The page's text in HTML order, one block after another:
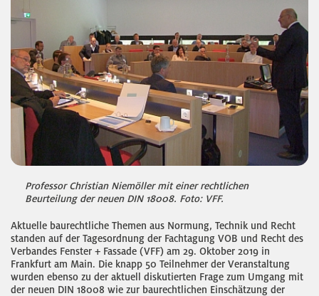
Professor Christian Niemöller mit einer rechtlichen
Beurteilung der neuen DIN 18008. Foto: VFF.
Aktuelle baurechtliche Themen aus Normung, Technik und Recht
standen auf der Tagesordnung der Fachtagung VOB und Recht des
Verbandes Fenster + Fassade (VFF) am 29. Oktober 2019 in
Frankfurt am Main. Die knapp 50 Teilnehmer der Veranstaltung
wurden ebenso zu der aktuell diskutierten Frage zum Umgang mit
der neuen DIN 18008 wie zur baurechtlichen Einschätzung der